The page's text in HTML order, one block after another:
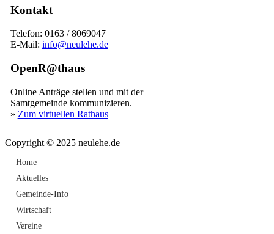
Kontakt
Telefon: 0163 / 8069047
E-Mail: info@neulehe.de
OpenR@thaus
Online Anträge stellen und mit der
Samtgemeinde kommunizieren.
» Zum virtuellen Rathaus
Copyright © 2025 neulehe.de
Home
Aktuelles
Gemeinde-Info
Wirtschaft
Vereine